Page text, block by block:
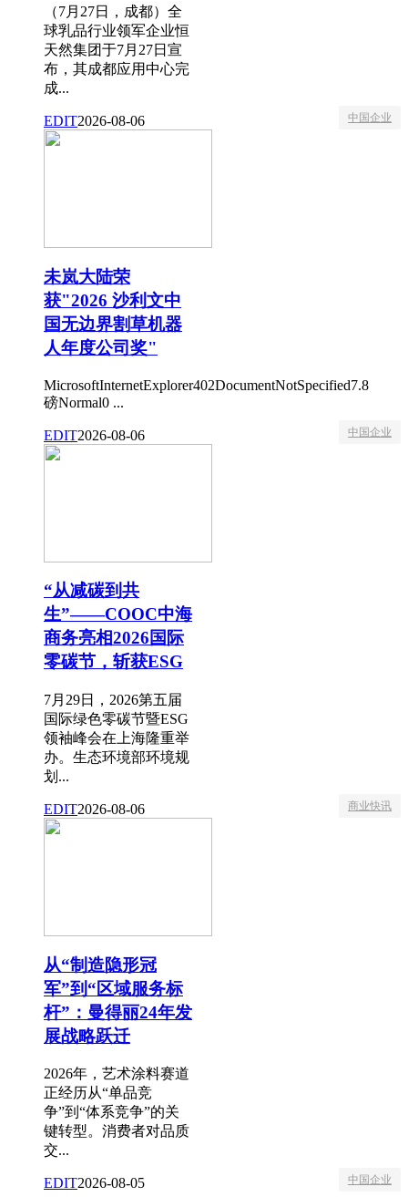
（7月27日，成都）全
球乳品行业领军企业恒
天然集团于7月27日宣
布，其成都应用中心完
成...
EDIT2026-08-06 中国企业
未岚大陆荣
获"2026 沙利文中
国无边界割草机器
人年度公司奖"
MicrosoftInternetExplorer402DocumentNotSpecified7.8
磅Normal0 ...
EDIT2026-08-06 中国企业
“从减碳到共
生”——COOC中海
商务亮相2026国际
零碳节，斩获ESG
7月29日，2026第五届
国际绿色零碳节暨ESG
领袖峰会在上海隆重举
办。生态环境部环境规
划...
EDIT2026-08-06 商业快讯
从“制造隐形冠
军”到“区域服务标
杆”：曼得丽24年发
展战略跃迁
2026年，艺术涂料赛道
正经历从“单品竞
争”到“体系竞争”的关
键转型。消费者对品质
交...
EDIT2026-08-05 中国企业